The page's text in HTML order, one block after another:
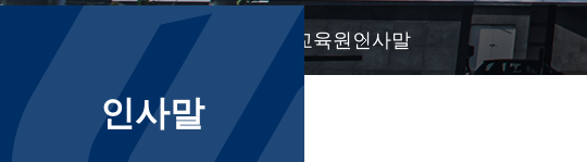
한국어교육원 인사말
인사말